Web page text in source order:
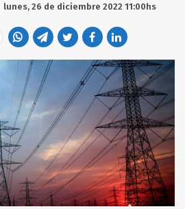
lunes, 26 de diciembre 2022 11:00hs